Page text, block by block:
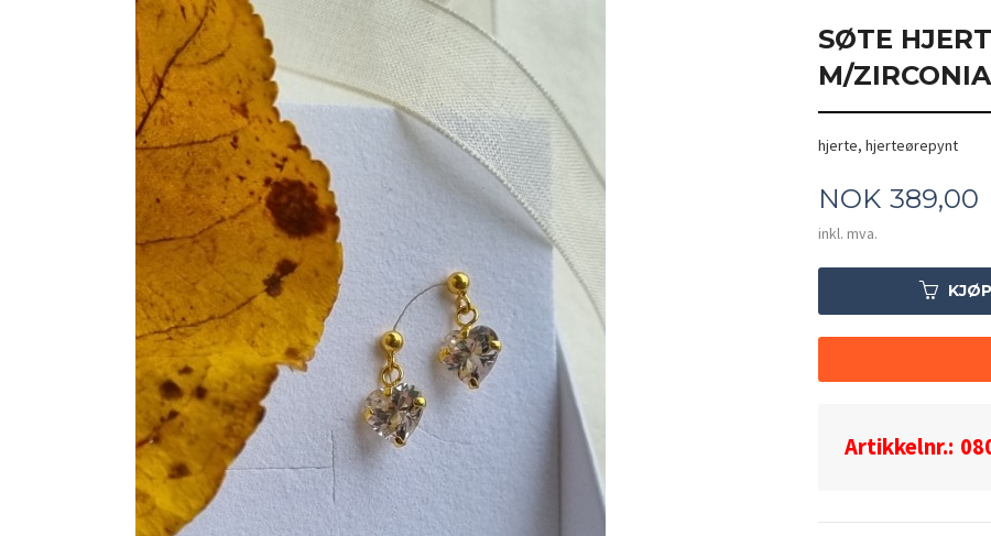
SØTE
M/
hjerte, hjerteørepynt
Pris
NOK 389,00
inkl. mva.
KJØP
Artikkelnr.: